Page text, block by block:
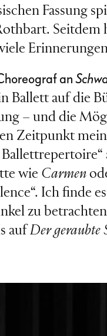
Fassung
Seitdem
an
Ballett auf die
– und die
Zeitpunkt
wie Carmen
Ich finde
zu
auf Der geraubte